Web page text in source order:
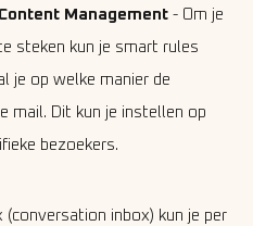
Management - Om je
steken kun je smart rules
je op welke manier de
mail. Dit kun je instellen op
bezoekers.
(conversation inbox) kun je per